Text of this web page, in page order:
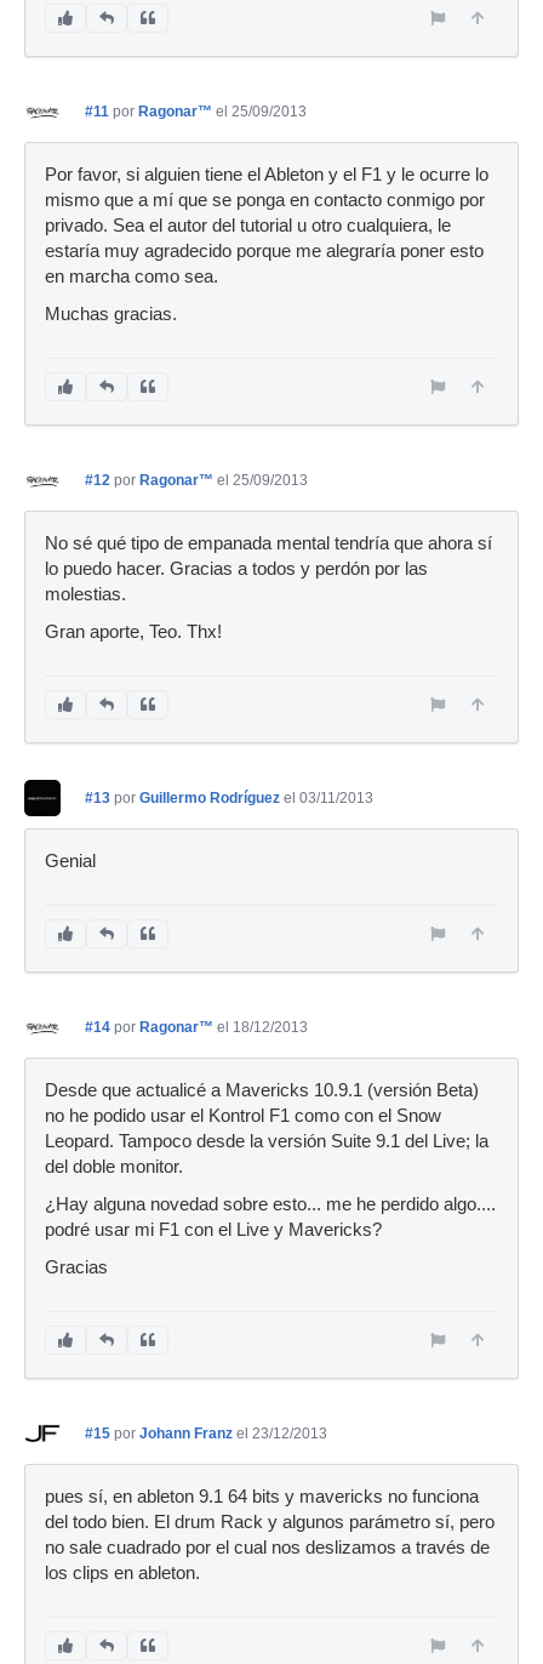
#11 por Ragonar™ el 25/09/2013
Por favor, si alguien tiene el Ableton y el F1 y le ocurre lo
mismo que a mí que se ponga en contacto conmigo por
privado. Sea el autor del tutorial u otro cualquiera, le
estaría muy agradecido porque me alegraría poner esto
en marcha como sea.
Muchas gracias.
#12 por Ragonar™ el 25/09/2013
No sé qué tipo de empanada mental tendría que ahora sí
lo puedo hacer. Gracias a todos y perdón por las
molestias.
Gran aporte, Teo. Thx!
#13 por Guillermo Rodríguez el 03/11/2013
Genial
#14 por Ragonar™ el 18/12/2013
Desde que actualicé a Mavericks 10.9.1 (versión Beta)
no he podido usar el Kontrol F1 como con el Snow
Leopard. Tampoco desde la versión Suite 9.1 del Live; la
del doble monitor.
¿Hay alguna novedad sobre esto... me he perdido algo....
podré usar mi F1 con el Live y Mavericks?
Gracias
#15 por Johann Franz el 23/12/2013
pues sí, en ableton 9.1 64 bits y mavericks no funciona
del todo bien. El drum Rack y algunos parámetro sí, pero
no sale cuadrado por el cual nos deslizamos a través de
los clips en ableton.